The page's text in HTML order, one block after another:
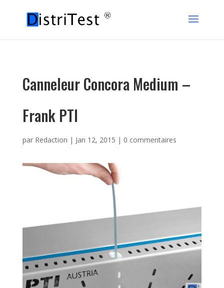
Canneleur Concora Medium –
Frank PTI
par Redaction | Jan 12, 2015 | 0 commentaires